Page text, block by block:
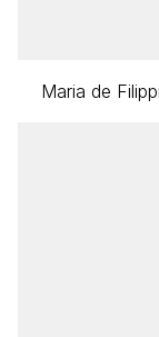
Maria de